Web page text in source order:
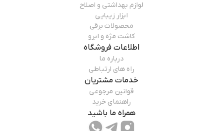
لوازم بهداشتی و اصلاح
ابزار زیبایی
محصولات برقی
کاشت مژه و ابرو
اطلاعات فروشگاه
درباره ما
راه های ارتباطی
خدمات مشتریان
قوانین مرجوعی
راهنمای خرید
همراه ما باشید